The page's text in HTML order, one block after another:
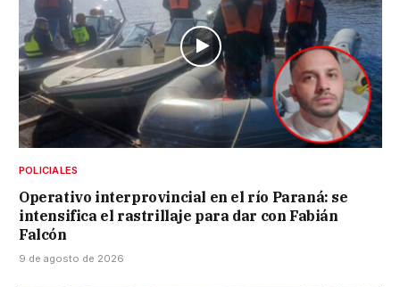
POLICIALES
Operativo interprovincial en el río Paraná: se
intensifica el rastrillaje para dar con Fabián
Falcón
9 de agosto de 2026